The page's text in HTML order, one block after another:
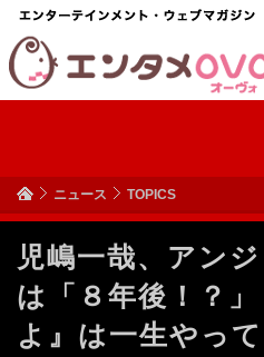
ニュース TOPICS
児嶋一哉、アン
は「８年後！？
よ』は一生やっ